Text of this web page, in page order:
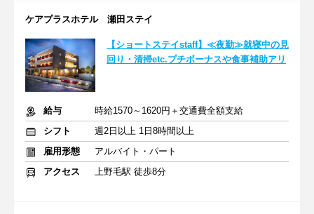
ケアプラスホテル 瀬田ステイ
【ショートステイstaff】≪夜勤≫就寝中の見
回り・清掃etc.プチボーナスや食事補助アリ
給与
時給1570～1620円＋交通費全額支給
シフト
週2日以上 1日8時間以上
雇用形態
アルバイト・パート
アクセス
上野毛駅 徒歩8分